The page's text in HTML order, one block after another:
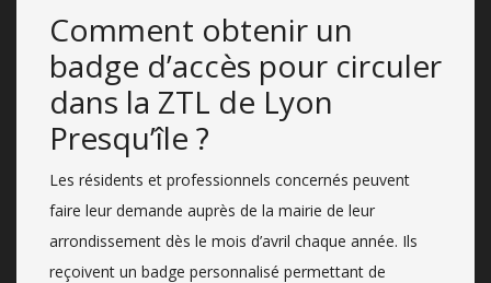
Comment obtenir un
badge d’accès pour circuler
dans la ZTL de Lyon
Presqu’île ?
Les résidents et professionnels concernés peuvent
faire leur demande auprès de la mairie de leur
arrondissement dès le mois d’avril chaque année. Ils
reçoivent un badge personnalisé permettant de